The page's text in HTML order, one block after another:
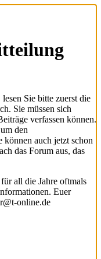
Sie bitte zuerst die
Sie müssen sich
verfassen können.
den
können auch jetzt schon
das Forum aus, das
all die Jahre oftmals
Euer
online.de